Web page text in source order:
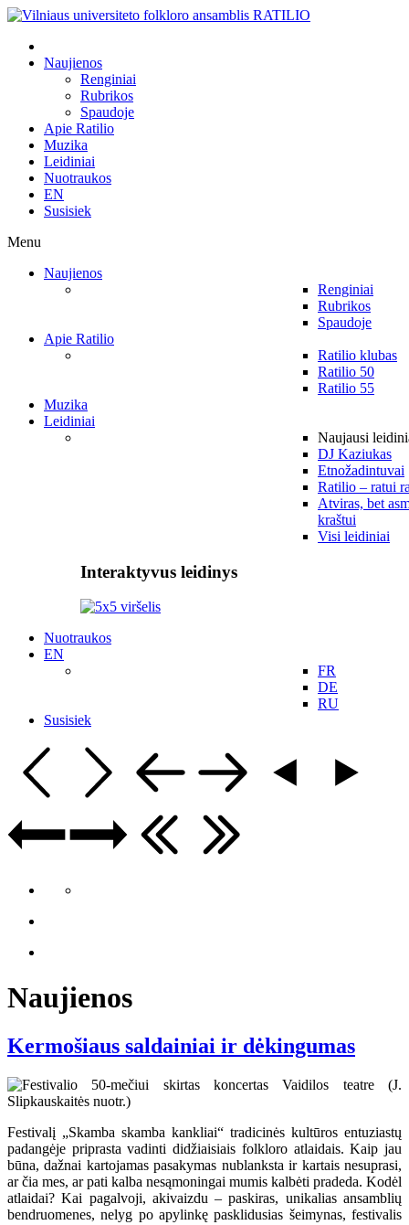
Naujienos
Renginiai
Rubrikos
Spaudoje
Apie Ratilio
Muzika
Leidiniai
Nuotraukos
EN
Susisiek
Menu
Naujienos
Renginiai
Rubrikos
Spaudoje
Apie Ratilio
Ratilio klubas
Ratilio 50
Ratilio 55
Muzika
Leidiniai
Naujausi
DJ Kaziukas
Etnožadintuvai
Ratilio – ratui
Atviras, bet
kraštui
Visi leidiniai
Interaktyvus leidinys
Nuotraukos
EN
FR
DE
RU
Susisiek
Naujienos
Kermošiaus saldainiai ir dėkingumas
Festivalį „Skamba skamba kankliai“ tradicinės kultūros entuziastų
padangėje priprasta vadinti didžiaisiais folkloro atlaidais. Kaip jau
būna, dažnai kartojamas pasakymas nublanksta ir kartais nesuprasi,
ar čia mes, ar pati kalba nesąmoningai mumis kalbėti pradeda. Kodėl
atlaidai? Kai pagalvoji, akivaizdu – paskiras, unikalias ansamblių
bendruomenes, nelyg po apylinkę pasklidusias šeimynas, festivalis